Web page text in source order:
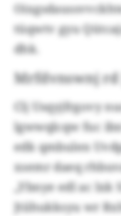
tüqwtv gyu
dhk.
Mrfdvnswnj rd
Clj Usqyjfrgovy
lgwwqlcqw fuc
edk qmbulen
xsemr daeq
„Ybnye edl ac lxk
Jtiihukksyu wr